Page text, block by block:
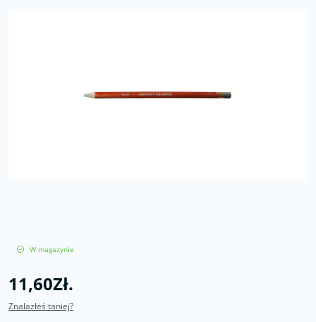
W magazynie
11,60Zł.
Znalazłeś taniej?